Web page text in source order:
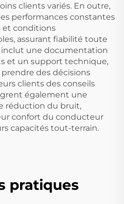
clients variés. En outre,
performances constantes
et conditions
assurant fiabilité toute
inclut une documentation
et un support technique,
des décisions
clients des conseils
également une
réduction du bruit,
confort du conducteur
capacités tout-terrain.
pratiques